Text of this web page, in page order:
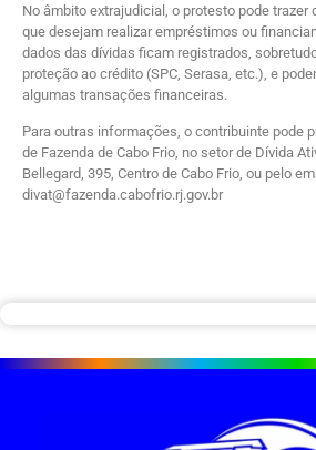
No âmbito extrajudicial, o protesto pode trazer
que desejam realizar empréstimos ou
dados das dívidas ficam registrados,
proteção ao crédito (SPC, Serasa, etc.), e
algumas transações financeiras.
Para outras informações, o contribuinte pode
de Fazenda de Cabo Frio, no setor de Dívida
Bellegard, 395, Centro de Cabo Frio, ou pelo
divat@fazenda.cabofrio.rj.gov.br